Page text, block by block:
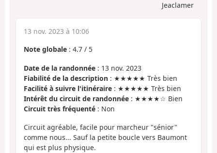
Jeaclamer
13 nov. 2023 à 10:06
Note globale : 4.7 / 5
Date de la randonnée : 13 nov. 2023
Fiabilité de la description : ★★★★★ Très bien
Facilité à suivre l'itinéraire : ★★★★★ Très bien
Intérêt du circuit de randonnée : ★★★★☆ Bien
Circuit très fréquenté : Non
Circuit agréable, facile pour marcheur "sénior"
comme nous... Sauf la petite boucle vers Baumont
qui est plus physique.